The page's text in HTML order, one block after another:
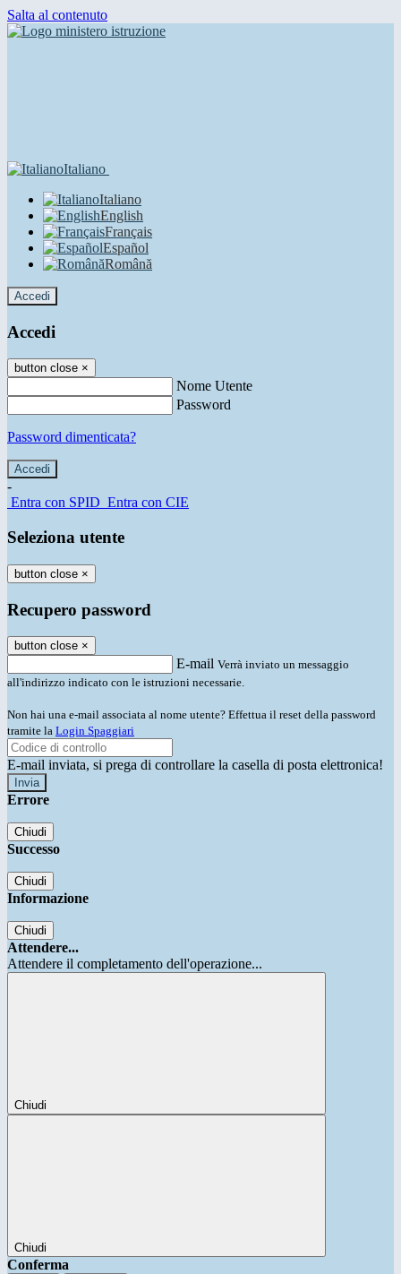
Salta al contenuto
Italiano
Italiano
English
Français
Español
Română
Accedi
Accedi
button close ×
Nome Utente
Password
Password dimenticata?
-
Entra con SPID Entra con CIE
Seleziona utente
button close ×
Recupero password
button close ×
E-mail Verrà inviato un messaggio
all'indirizzo indicato con le istruzioni necessarie.
Non hai una e-mail associata al nome utente? Effettua il reset della password
tramite la Login Spaggiari
E-mail inviata, si prega di controllare la casella di posta elettronica!
Errore
Chiudi
Successo
Chiudi
Informazione
Chiudi
Attendere...
Attendere il completamento dell'operazione...
Chiudi
Chiudi
Conferma